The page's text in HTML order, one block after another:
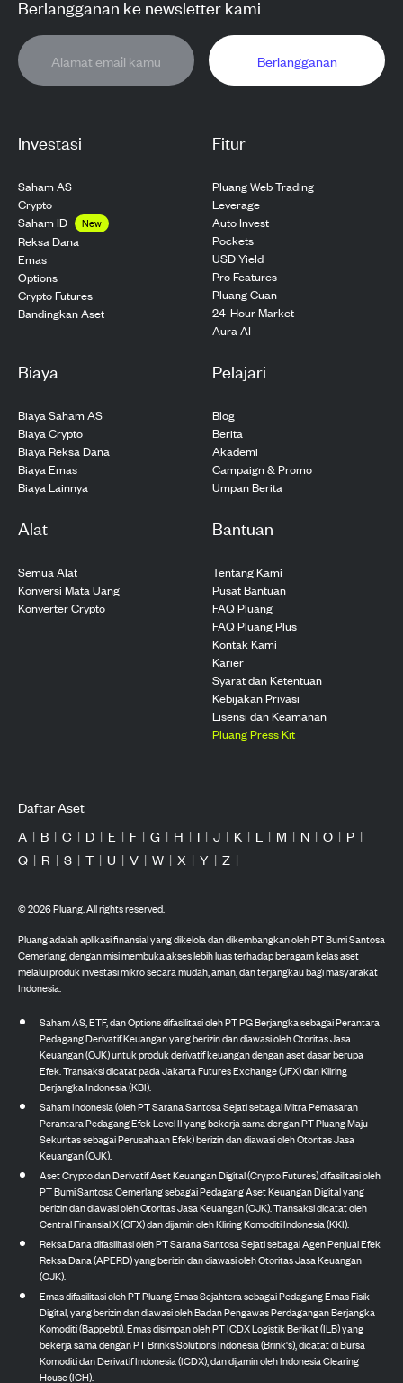
Investasi
Saham AS
Crypto
Saham ID
New
Reksa Dana
Emas
Options
Crypto Futures
Bandingkan Aset
Fitur
Pluang Web Trading
Leverage
Auto Invest
Pockets
USD Yield
Pro Features
Pluang Cuan
24-Hour Market
Aura AI
Biaya
Biaya Saham AS
Biaya Crypto
Biaya Reksa Dana
Biaya Emas
Biaya Lainnya
Pelajari
Blog
Berita
Akademi
Campaign & Promo
Umpan Berita
Alat
Semua Alat
Konversi Mata Uang
Konverter Crypto
Bantuan
Tentang Kami
Pusat Bantuan
FAQ Pluang
FAQ Pluang Plus
Kontak Kami
Karier
Syarat dan Ketentuan
Kebijakan Privasi
Lisensi dan Keamanan
Pluang Press Kit
Berlangganan ke newsletter kami
Berlangganan
Daftar Aset
A | B | C | D | E | F | G | H | I | J | K | L | M | N | O | P |
Q | R | S | T | U | V | W | X | Y | Z |
©2026Pluang. All rights reserved.
Pluang adalah aplikasi finansial yang dikelola dan dikembangkan oleh PT Bumi Santosa
Cemerlang, dengan misi membuka akses lebih luas terhadap beragam kelas aset
melalui produk investasi mikro secara mudah, aman, dan terjangkau bagi masyarakat
Indonesia.
Saham AS, ETF, dan Options difasilitasi oleh PT PG Berjangka sebagai Perantara
Pedagang Derivatif Keuangan yang berizin dan diawasi oleh Otoritas Jasa
Keuangan (OJK) untuk produk derivatif keuangan dengan aset dasar berupa
Efek. Transaksi dicatat pada Jakarta Futures Exchange (JFX) dan Kliring
Berjangka Indonesia (KBI).
Saham Indonesia (oleh PT Sarana Santosa Sejati sebagai Mitra Pemasaran
Perantara Pedagang Efek Level II yang bekerja sama dengan PT Pluang Maju
Sekuritas sebagai Perusahaan Efek) berizin dan diawasi oleh Otoritas Jasa
Keuangan (OJK).
Aset Crypto dan Derivatif Aset Keuangan Digital (Crypto Futures) difasilitasi oleh
PT Bumi Santosa Cemerlang sebagai Pedagang Aset Keuangan Digital yang
berizin dan diawasi oleh Otoritas Jasa Keuangan (OJK). Transaksi dicatat oleh
Central Finansial X (CFX) dan dijamin oleh Kliring Komoditi Indonesia (KKI).
Reksa Dana difasilitasi oleh PT Sarana Santosa Sejati sebagai Agen Penjual Efek
Reksa Dana (APERD) yang berizin dan diawasi oleh Otoritas Jasa Keuangan
(OJK).
Emas difasilitasi oleh PT Pluang Emas Sejahtera sebagai Pedagang Emas Fisik
Digital, yang berizin dan diawasi oleh Badan Pengawas Perdagangan Berjangka
Komoditi (Bappebti). Emas disimpan oleh PT ICDX Logistik Berikat (ILB) yang
bekerja sama dengan PT Brinks Solutions Indonesia (Brink's), dicatat di Bursa
Komoditi dan Derivatif Indonesia (ICDX), dan dijamin oleh Indonesia Clearing
House (ICH).